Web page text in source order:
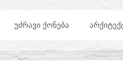
ᲣᲫᲠᲐᲕᲘ ᲥᲝᲜᲔᲑᲐ